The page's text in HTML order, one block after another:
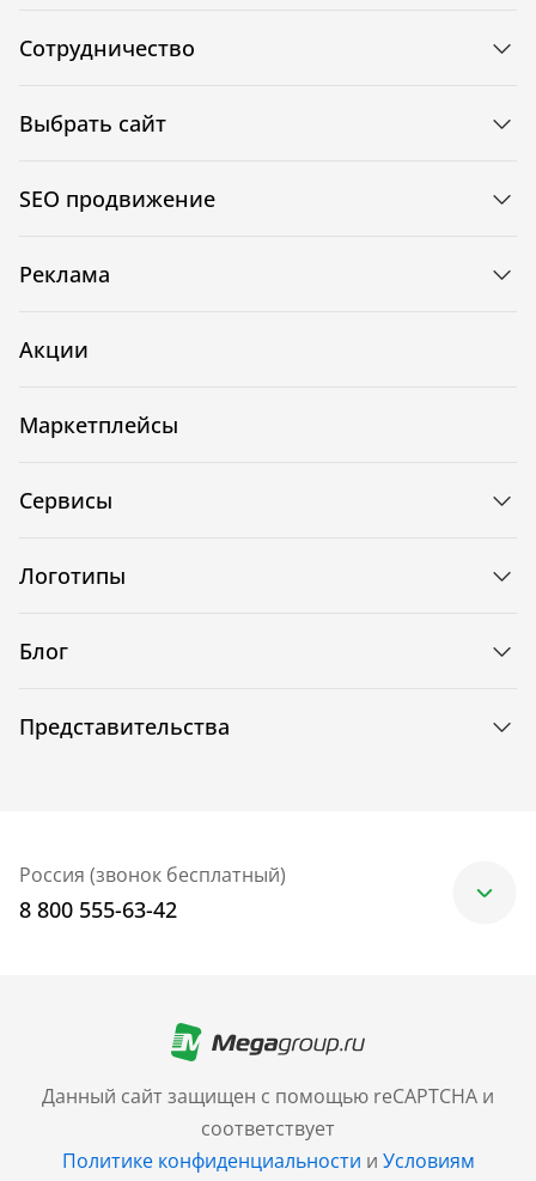
Данный сайт защищен с помощью reCAPTCHA и
соответствует
Политике конфиденциальности и Условиям
Сотрудничество
Выбрать сайт
SEO продвижение
Реклама
Акции
Маркетплейсы
Сервисы
Логотипы
Блог
Представительства
Россия (звонок бесплатный)
8 800 555-63-42
+7 (499) 705-30-10
Санкт-Петербург
+7 (812) 600-77-33
Барнаул